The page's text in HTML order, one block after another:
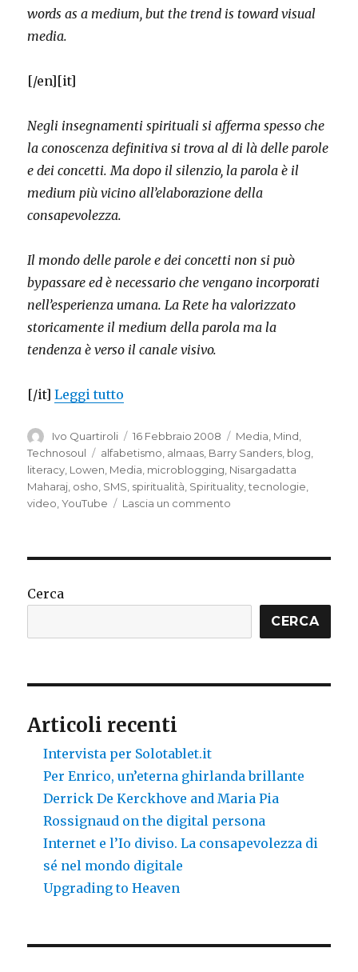
words as a medium, but the trend is toward visual
media.
[/en][it]
Negli insegnamenti spirituali si afferma spesso che
la conoscenza definitiva si trova al di là delle parole
e dei concetti. Ma dopo il silenzio, la parola è il
medium più vicino all’elaborazione della
consapevolezza.
Il mondo delle parole e dei concetti non si può
bypassare ed è necessario che vengano incorporati
nell’esperienza umana. La Rete ha valorizzato
storicamente il medium della parola ma la
tendenza è verso il canale visivo.
[/it]Leggi tutto
Autore
Ivo Quartiroli
Pubblicato
il
16 Febbraio 2008 Categorie
Media Mind
Technosoul
Tag
alfabetismo almaas Barry Sanders blog
literacy Lowen Media microblogging Nisargadatta
Maharaj osho SMS spiritualità Spirituality ,tecnologie
video ,YouTube Lascia un commento
Cerca
CERCA
Articoli recenti
Intervista per Solotablet.it
Per Enrico, un’eterna ghirlanda brillante
Derrick De Kerckhove and Maria Pia
Rossignaud on the digital persona
Internet e l’Io diviso. La consapevolezza di
sé nel mondo digitale
Upgrading to Heaven